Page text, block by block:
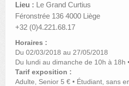
Lieu : Le Grand Curtius
Féronstrée 136 4000 Liège
+32 (0)4.221.68.17
Horaires :
Du 02/03/2018 au 27/05/2018
Du lundi au dimanche de 10h à 18h
Tarif exposition :
Adulte, Senior 5 € • Étudiant, sans